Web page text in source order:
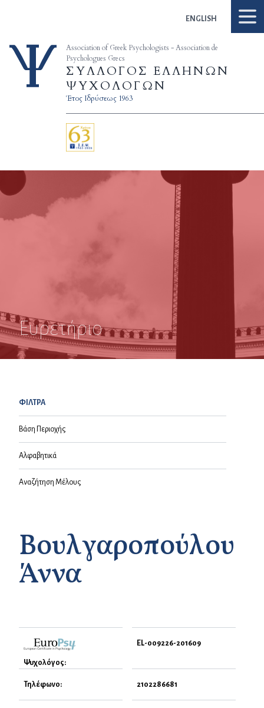
ENGLISH
Association of Greek Psychologists - Association de
Psychologues Grecs
ΣΥΛΛΟΓΟΣ ΕΛΛΗΝΩΝ
ΨΥΧΟΛΟΓΩΝ
Έτος Ιδρύσεως 1963
Ευρετήριο
ΦΙΛΤΡΑ
Βάση Περιοχής
Αλφαβητικά
Αναζήτηση Μέλους
Βουλγαροπούλου
Άννα
Ψυχολόγος:
EL-009226-201609
Τηλέφωνο: 2102286681